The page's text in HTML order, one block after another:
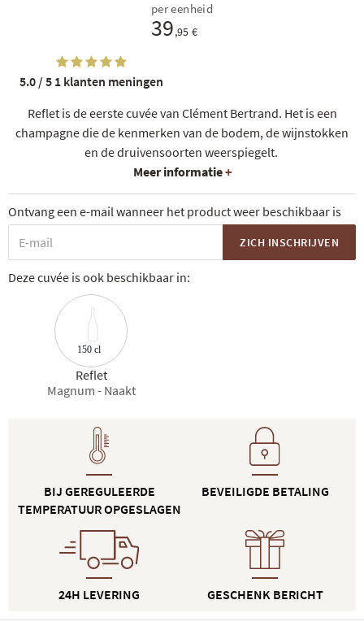
Reflet is de eerste cuvée van Clément Bertrand. Het is een
champagne die de kenmerken van de bodem, de wijnstokken
en de druivensoorten weerspiegelt.
Meer informatie+
per eenheid
39,95 €
5.0 / 51 klanten meningen
Ontvang een e-mail wanneer het product weer beschikbaar is
ZICH INSCHRIJVEN
Deze cuvée is ook beschikbaar in:
150 cl
Reflet
Magnum - Naakt
BIJ GEREGULEERDE
TEMPERATUUR OPGESLAGEN
24H LEVERING
BEVEILIGDE BETALING
GESCHENK BERICHT